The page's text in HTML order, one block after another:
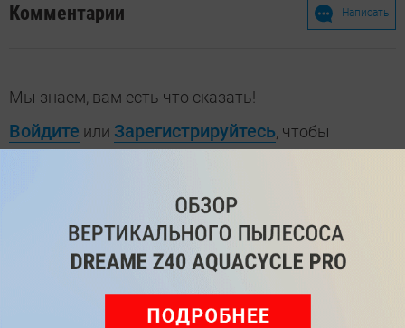
Комментарии Написать
Мы знаем, вам есть что сказать!
Войдите или Зарегистрируйтесь, чтобы